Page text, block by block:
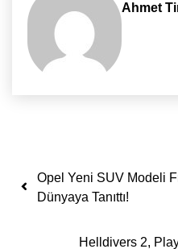
Ahmet
Yazı
Opel Yeni SUV Modeli
Dünyaya Tanıttı!
Helldivers 2,